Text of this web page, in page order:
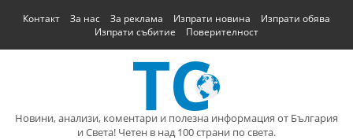
Контакт За нас За реклама Изпрати новина
Изпрати обява
Изпрати събитие
Поверителност
Новини, анализи, коментари и полезна информация от България
и Света! Четен в над 100 страни по света.